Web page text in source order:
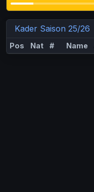
Kader Saison 25/26
Pos Nat # Name